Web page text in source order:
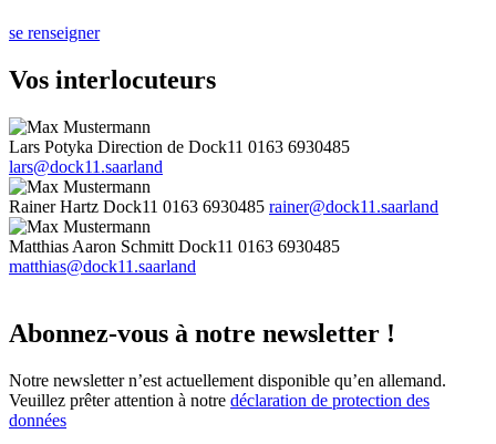
se renseigner
Vos interlocuteurs
Lars Potyka Direction de Dock11 0163 6930485
lars@dock11.saarland
Rainer Hartz Dock11 0163 6930485 rainer@dock11.saarland
Matthias Aaron Schmitt Dock11 0163 6930485
matthias@dock11.saarland
Abonnez-vous à notre newsletter !
Notre newsletter n’est actuellement disponible qu’en allemand.
Veuillez prêter attention à notre déclaration de protection des
données